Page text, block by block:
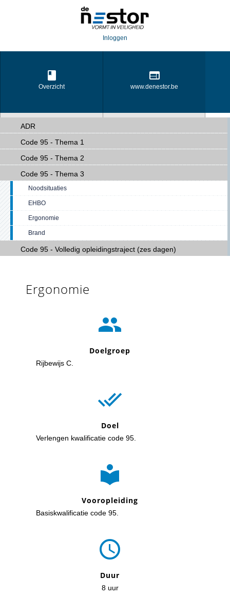
Inloggen
Overzicht www.denestor.be
Opleidingsportaal Transportportaal
ADR
Code 95 - Thema 1
Code 95 - Thema 2
Code 95 - Thema 3
Noodsituaties
EHBO
Ergonomie
Brand
Code 95 - Volledig opleidingstraject (zes dagen)
Ergonomie

Doelgroep
Rijbewijs C.

Doel
Verlengen kwalificatie code 95.

Vooropleiding
Basiskwalificatie code 95.

Duur
8 uur